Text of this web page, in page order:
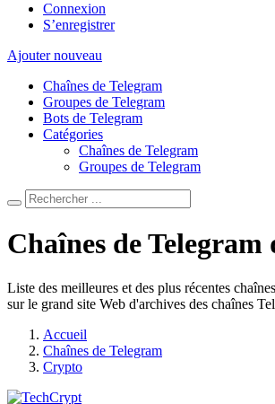
Connexion
S’enregistrer
Ajouter nouveau
Chaînes de Telegram
Groupes de Telegram
Bots de Telegram
Catégories
Chaînes de Telegram
Groupes de Telegram
Chaînes de
Liste des meilleures et des plus récentes
sur le grand site Web d'archives des chaînes
Accueil
Chaînes de Telegram
Crypto